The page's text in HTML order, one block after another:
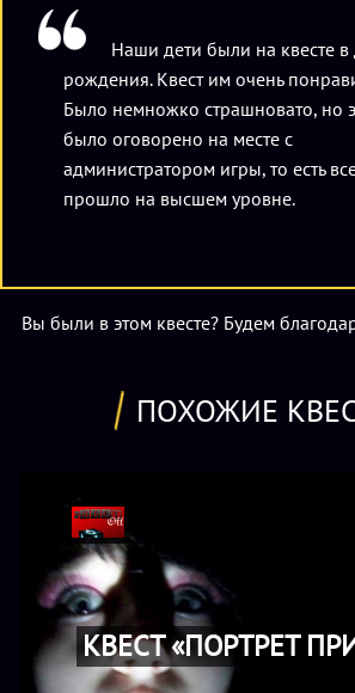
Наши дети были на квесте в
рождения. Квест им очень
Было немножко страшновато, но
было оговорено на месте с
администратором игры, то есть
прошло на высшем уровне.
Вы были в этом квесте? Будем
ПОХОЖИЕ
КВЕСТ «ПОРТРЕТ